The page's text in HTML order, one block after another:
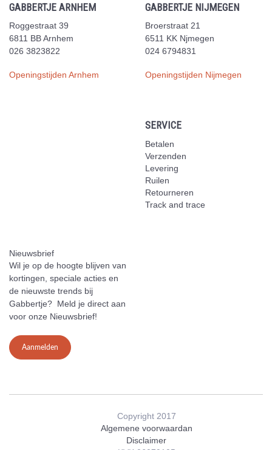
GABBERTJE ARNHEM
Roggestraat 39
6811 BB Arnhem
026 3823822
Openingstijden Arnhem
GABBERTJE NIJMEGEN
Broerstraat 21
6511 KK Njmegen
024 6794831
Openingstijden Nijmegen
SERVICE
Betalen
Verzenden
Levering
Ruilen
Retourneren
Track and trace
Nieuwsbrief
Wil je op de hoogte blijven van
kortingen, speciale acties en
de nieuwste trends bij
Gabbertje? Meld je direct aan
voor onze Nieuwsbrief!
Aanmelden
Copyright 2017
Algemene voorwaardan
Disclaimer